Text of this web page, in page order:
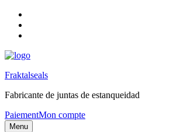
content
footer
Fraktalseals
Fabricante de juntas de estanqueidad
PaiementMon compte
Menu